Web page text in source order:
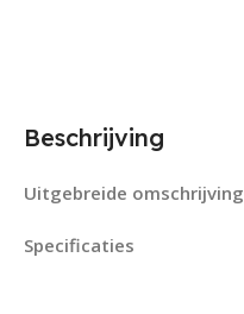
Beschrijving
Uitgebreide omschrijving
Specificaties